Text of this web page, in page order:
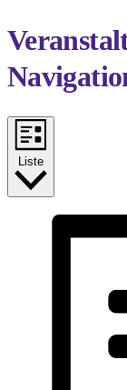
Liste